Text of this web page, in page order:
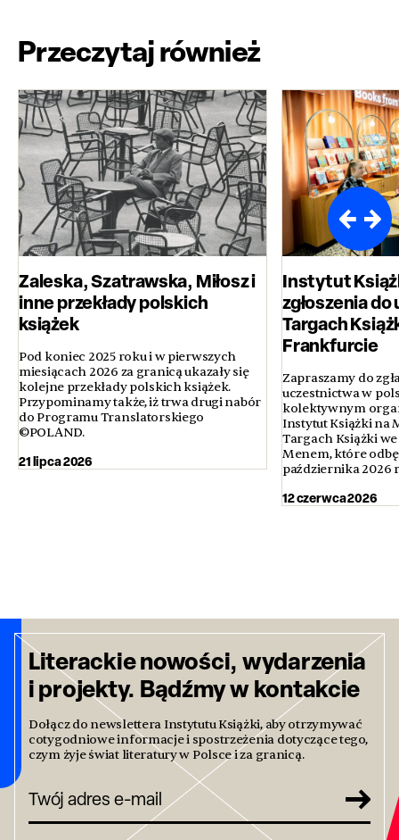
Przeczytaj również
Zaleska, Szatrawska, Miłosz i
inne przekłady polskich
książek
Pod koniec 2025 roku i w pierwszych
miesiącach 2026 za granicą ukazały się
kolejne przekłady polskich książek.
Przypominamy także, iż trwa drugi nabór
do Programu Translatorskiego
©POLAND.
21 lipca 2026
Instytut
zgłoszenia do
Targach
Frankfurcie
Zapraszamy do
uczestnictwa w
kolektywnym
Instytut Książki na
Targach Książki
Menem, które
października 2026
12 czerwca 2026
Literackie nowości, wydarzenia
i projekty. Bądźmy w kontakcie
Dołącz do newslettera Instytutu Książki, aby otrzymywać
cotygodniowe informacje i spostrzeżenia dotyczące tego,
czym żyje świat literatury w Polsce i za granicą.